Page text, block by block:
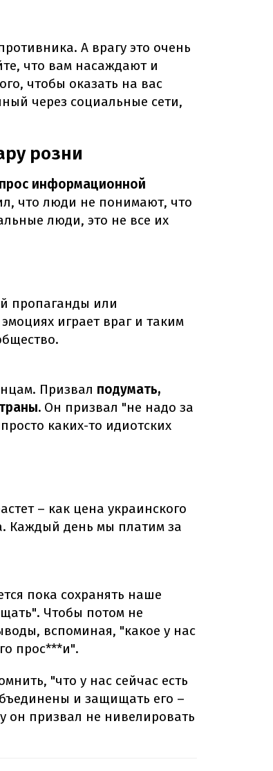
А врагу это очень
что вам насаждают и
чтобы оказать на вас
через социальные сети,
розни
информационной
что люди не понимают, что
люди, это не все их
пропаганды или
играет враг и таким
Призвал подумать,
Он призвал "не надо за
каких-то идиотских
– как цена украинского
Каждый день мы платим за
пока сохранять наше
Чтобы потом не
вспоминая, "какое у нас
прос***и".
"что у нас сейчас есть
и защищать его –
он призвал не нивелировать